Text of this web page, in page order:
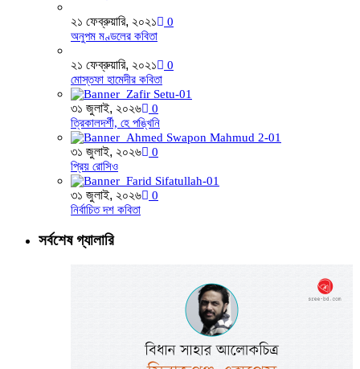
২১ ফেব্রুয়ারি, ২০২১
0
অনুপম মণ্ডলের কবিতা
২১ ফেব্রুয়ারি, ২০২১
0
মোস্তফা হামেদীর কবিতা
৩১ জুলাই, ২০২৬
0
ত্রিকালদর্শী, হে পঙ্খিনি
৩১ জুলাই, ২০২৬
0
প্রিয় রোসিও
৩১ জুলাই, ২০২৬
0
নির্বাচিত দশ কবিতা
সর্বশেষ গ্যালারি